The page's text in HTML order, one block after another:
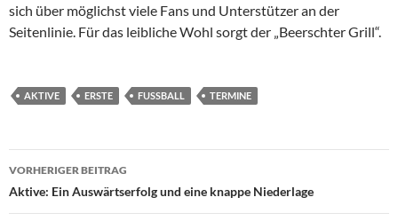
sich über möglichst viele Fans und Unterstützer an der
Seitenlinie. Für das leibliche Wohl sorgt der „Beerschter Grill“.
AKTIVE ERSTE FUSSBALL TERMINE
Beitragsnavigation
VORHERIGER BEITRAG
Aktive: Ein Auswärtserfolg und eine knappe Niederlage